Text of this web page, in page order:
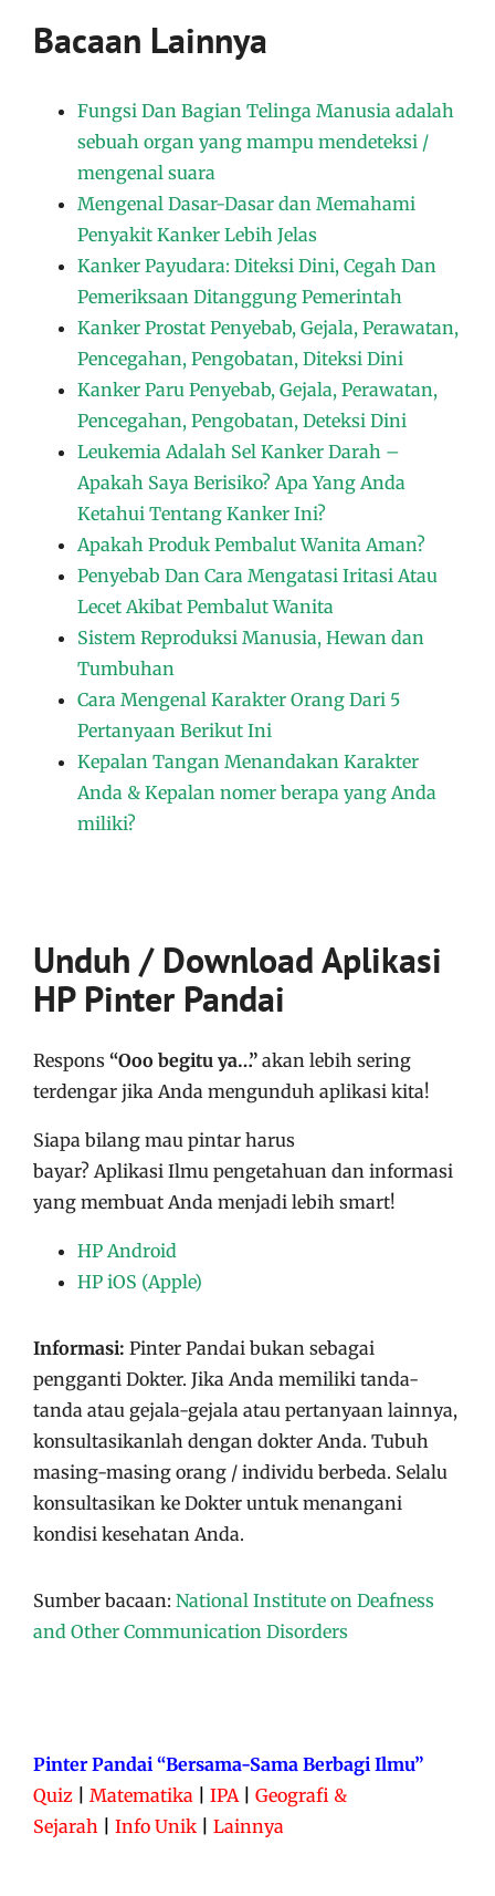
Bacaan Lainnya
Fungsi Dan Bagian Telinga Manusia adalah
sebuah organ yang mampu mendeteksi /
mengenal suara
Mengenal Dasar-Dasar dan Memahami
Penyakit Kanker Lebih Jelas
Kanker Payudara: Diteksi Dini, Cegah Dan
Pemeriksaan Ditanggung Pemerintah
Kanker Prostat Penyebab, Gejala, Perawatan,
Pencegahan, Pengobatan, Diteksi Dini
Kanker Paru Penyebab, Gejala, Perawatan,
Pencegahan, Pengobatan, Deteksi Dini
Leukemia Adalah Sel Kanker Darah –
Apakah Saya Berisiko? Apa Yang Anda
Ketahui Tentang Kanker Ini?
Apakah Produk Pembalut Wanita Aman?
Penyebab Dan Cara Mengatasi Iritasi Atau
Lecet Akibat Pembalut Wanita
Sistem Reproduksi Manusia, Hewan dan
Tumbuhan
Cara Mengenal Karakter Orang Dari 5
Pertanyaan Berikut Ini
Kepalan Tangan Menandakan Karakter
Anda & Kepalan nomer berapa yang Anda
miliki?
Unduh / Download Aplikasi
HP Pinter Pandai
Respons “Ooo begitu ya…” akan lebih sering
terdengar jika Anda mengunduh aplikasi kita!
Siapa bilang mau pintar harus
bayar? Aplikasi Ilmu pengetahuan dan informasi
yang membuat Anda menjadi lebih smart!
HP Android
HP iOS (Apple)
Informasi: Pinter Pandai bukan sebagai
pengganti Dokter. Jika Anda memiliki tanda-
tanda atau gejala-gejala atau pertanyaan lainnya,
konsultasikanlah dengan dokter Anda. Tubuh
masing-masing orang / individu berbeda. Selalu
konsultasikan ke Dokter untuk menangani
kondisi kesehatan Anda.
Sumber bacaan: National Institute on Deafness
and Other Communication Disorders
Pinter Pandai “Bersama-Sama Berbagi Ilmu”
Quiz
Matematika IPA
Geografi &
Sejarah
Info Unik Lainnya